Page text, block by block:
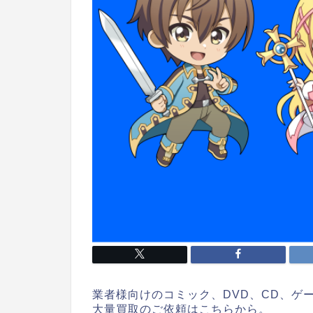
業者様向けのコミック、DVD、CD、ゲ
大量買取のご依頼はこちらから。